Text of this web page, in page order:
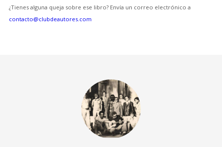
¿Tienes alguna queja sobre ese libro? Envía un correo electrónico a
contacto@clubdeautores.com